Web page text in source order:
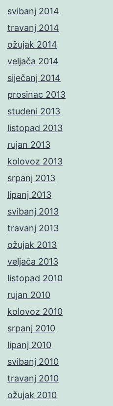
svibanj 2014
travanj 2014
ožujak 2014
veljača 2014
siječanj 2014
prosinac 2013
studeni 2013
listopad 2013
rujan 2013
kolovoz 2013
srpanj 2013
lipanj 2013
svibanj 2013
travanj 2013
ožujak 2013
veljača 2013
listopad 2010
rujan 2010
kolovoz 2010
srpanj 2010
lipanj 2010
svibanj 2010
travanj 2010
ožujak 2010